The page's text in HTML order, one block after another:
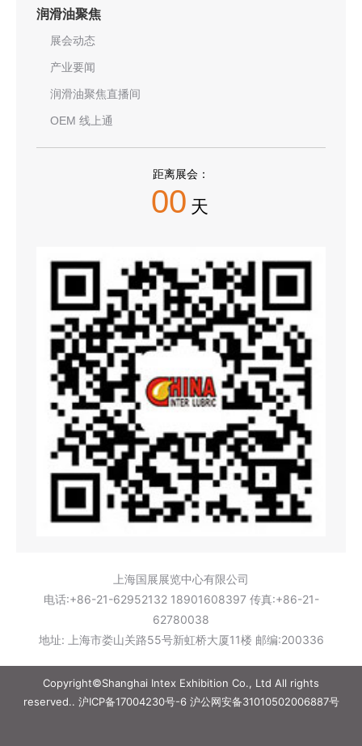
润滑油聚焦
展会动态
产业要闻
润滑油聚焦直播间
OEM 线上通
距离展会：
00 天
上海国展展览中心有限公司
电话:+86-21-62952132 18901608397 传真:+86-21-
62780038
地址: 上海市娄山关路55号新虹桥大厦11楼 邮编:200336
Copyright©Shanghai Intex Exhibition Co., Ltd All rights
reserved.. 沪ICP备17004230号-6沪公网安备31010502006887号